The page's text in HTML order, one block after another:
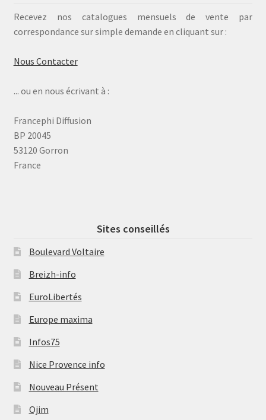
Recevez nos catalogues mensuels de vente par
correspondance sur simple demande en cliquant sur :
Nous Contacter
... ou en nous écrivant à :
Francephi Diffusion
BP 20045
53120 Gorron
France
Sites conseillés
Boulevard Voltaire
Breizh-info
EuroLibertés
Europe maxima
Infos75
Nice Provence info
Nouveau Présent
Ojim